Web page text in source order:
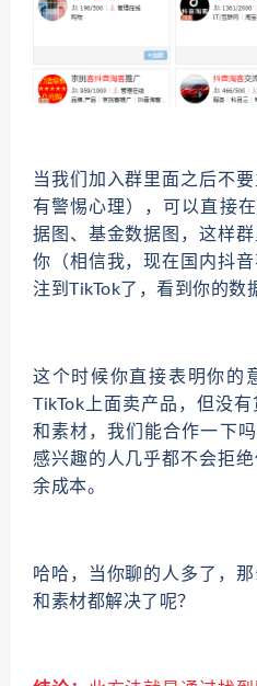
当我们加入群里面之后不
有警惕心理），可以直接
据图、基金数据图，这样
你（相信我，现在国内抖
注到TikTok了，看到你的数
这个时候你直接表明你的
TikTok上面卖产品，但没
和素材，我们能合作一下
感兴趣的人几乎都不会拒
余成本。
哈哈，当你聊的人多了，
和素材都解决了呢？